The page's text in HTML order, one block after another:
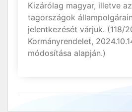
Kizárólag magyar, illetve
tagországok
jelentkezését várjuk. (118/
Kormányrendelet,
módosítása alapján.)